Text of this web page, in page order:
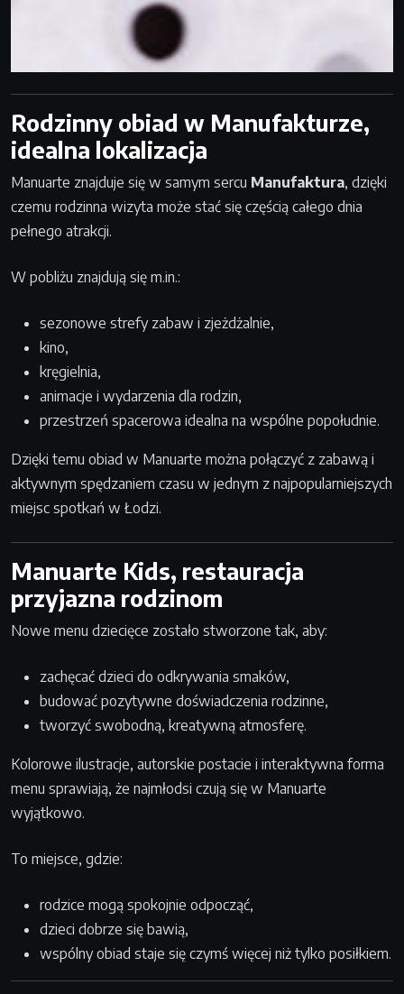
Rodzinny obiad w Manufakturze,
idealna lokalizacja
Manuarte znajduje się w samym sercu Manufaktura, dzięki
czemu rodzinna wizyta może stać się częścią całego dnia
pełnego atrakcji.
W pobliżu znajdują się m.in.:
sezonowe strefy zabaw i zjeżdżalnie,
kino,
kręgielnia,
animacje i wydarzenia dla rodzin,
przestrzeń spacerowa idealna na wspólne popołudnie.
Dzięki temu obiad w Manuarte można połączyć z zabawą i
aktywnym spędzaniem czasu w jednym z najpopularniejszych
miejsc spotkań w Łodzi.
Manuarte Kids, restauracja
przyjazna rodzinom
Nowe menu dziecięce zostało stworzone tak, aby:
zachęcać dzieci do odkrywania smaków,
budować pozytywne doświadczenia rodzinne,
tworzyć swobodną, kreatywną atmosferę.
Kolorowe ilustracje, autorskie postacie i interaktywna forma
menu sprawiają, że najmłodsi czują się w Manuarte
wyjątkowo.
To miejsce, gdzie:
rodzice mogą spokojnie odpocząć,
dzieci dobrze się bawią,
wspólny obiad staje się czymś więcej niż tylko posiłkiem.